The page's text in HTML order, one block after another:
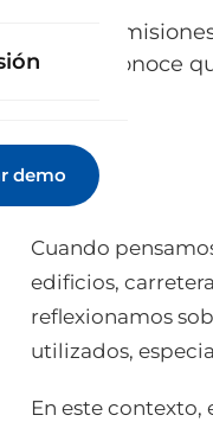
demo
de bajas
Conoce
Cuando
edificios,
reflexionamos
utilizados,
En este contexto,